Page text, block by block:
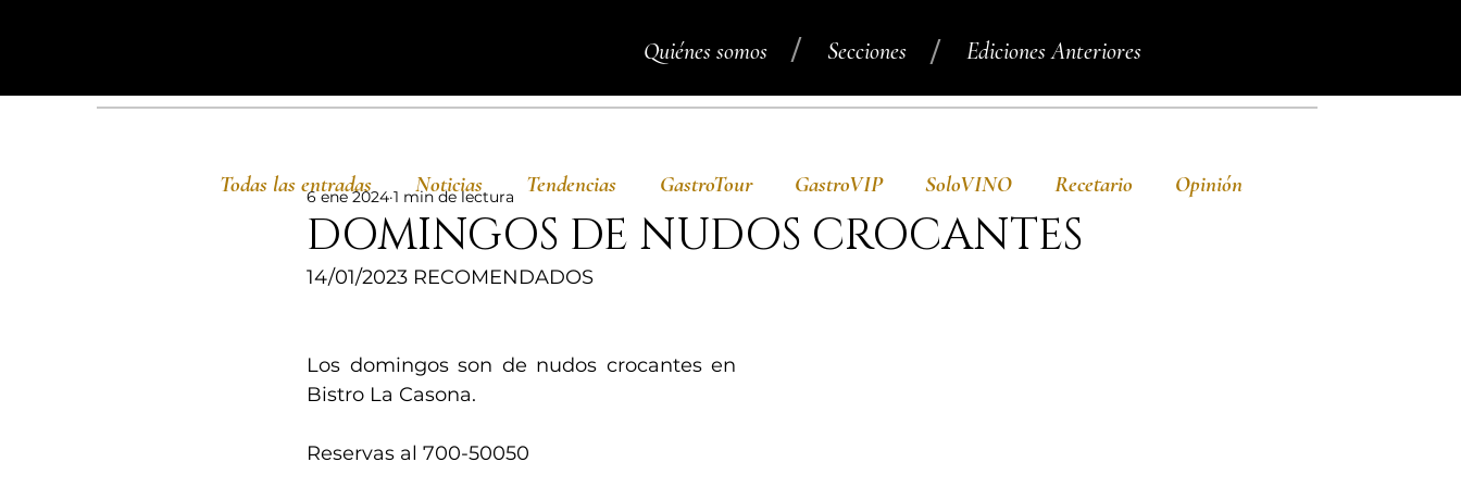
Quiénes somos Secciones Ediciones Anteriores
/ /
DOMINGOS DE NUDOS CROCANTES
6 ene 2024 1 min de lectura
14/01/2023 RECOMENDADOS
Los domingos son de nudos crocantes en
Bistro La Casona.
Reservas al 700-50050
Todas las entradas Noticias Tendencias GastroTour GastroVIP SoloVINO Recetario Opinión